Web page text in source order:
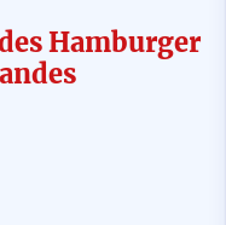
Hamburger